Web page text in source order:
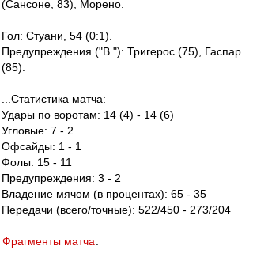
(Сансоне, 83), Морено.
Гол: Стуани, 54 (0:1).
Предупреждения ("В."): Тригерос (75), Гаспар
(85).
...Статистика матча:
Удары по воротам: 14 (4) - 14 (6)
Угловые: 7 - 2
Офсайды: 1 - 1
Фолы: 15 - 11
Предупреждения: 3 - 2
Владение мячом (в процентах): 65 - 35
Передачи (всего/точные): 522/450 - 273/204
Фрагменты матча